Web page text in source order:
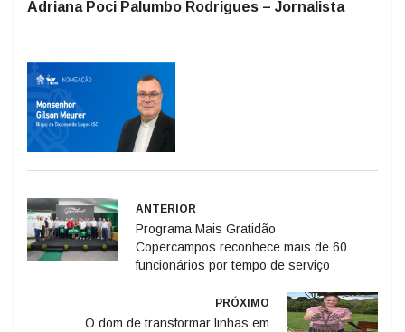
Adriana Poci Palumbo Rodrigues – Jornalista
ANTERIOR
Programa Mais Gratidão
Copercampos reconhece mais de 60
funcionários por tempo de serviço
PRÓXIMO
O dom de transformar linhas em